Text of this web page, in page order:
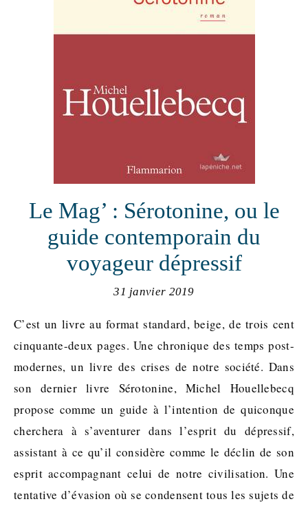
Le Mag’ : Sérotonine, ou le
guide contemporain du
voyageur dépressif
31 janvier 2019
C’est un livre au format standard, beige, de trois cent
cinquante-deux pages. Une chronique des temps post-
modernes, un livre des crises de notre société. Dans
son dernier livre Sérotonine, Michel Houellebecq
propose comme un guide à l’intention de quiconque
cherchera à s’aventurer dans l’esprit du dépressif,
assistant à ce qu’il considère comme le déclin de son
esprit accompagnant celui de notre civilisation. Une
tentative d’évasion où se condensent tous les sujets de